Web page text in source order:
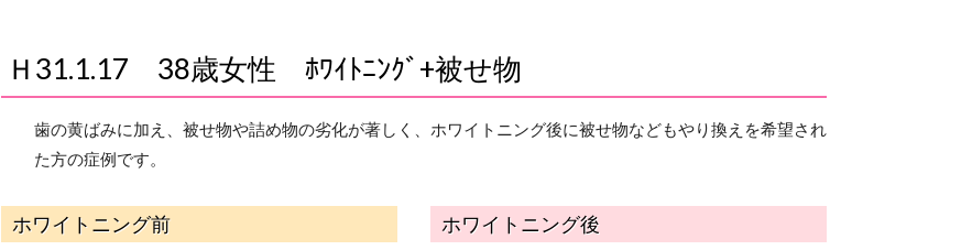
Ｈ31.1.17 38歳女性 ﾎﾜｲﾄﾆﾝｸﾞ+被せ物
歯の黄ばみに加え、被せ物や詰め物の劣化が著しく、ホワイトニング後に被せ物などもやり換えを希望され
た方の症例です。
ホワイトニング前 ホワイトニング後